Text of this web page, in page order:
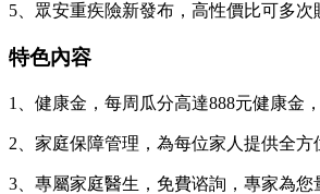
5、眾安重疾險新發布，高性價比可多次
特色內容
1、健康金，每周瓜分高達888元健康金
2、家庭保障管理，為每位家人提供全方
3、專屬家庭醫生，免費谘詢，專家為您